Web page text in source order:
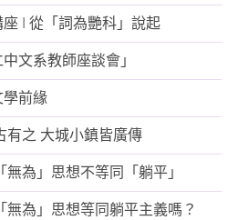
I 從「詞為艷科」說起
文系教師座談會」
學前緣
有之 大城小鎮皆廣傳
為」思想不等同「躺平」
無為」思想等同躺平主義嗎？